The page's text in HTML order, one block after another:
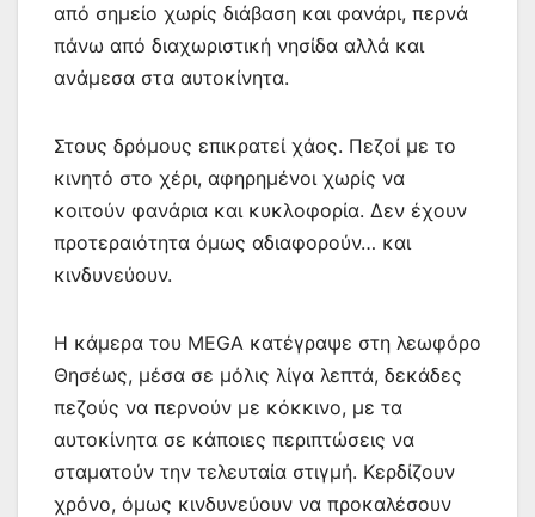
από σημείο χωρίς διάβαση και φανάρι, περνά
πάνω από διαχωριστική νησίδα αλλά και
ανάμεσα στα αυτοκίνητα.
Στους δρόμους επικρατεί χάος. Πεζοί με το
κινητό στο χέρι, αφηρημένοι χωρίς να
κοιτούν φανάρια και κυκλοφορία. Δεν έχουν
προτεραιότητα όμως αδιαφορούν… και
κινδυνεύουν.
Η κάμερα του MEGA κατέγραψε στη λεωφόρο
Θησέως, μέσα σε μόλις λίγα λεπτά, δεκάδες
πεζούς να περνούν με κόκκινο, με τα
αυτοκίνητα σε κάποιες περιπτώσεις να
σταματούν την τελευταία στιγμή. Κερδίζουν
χρόνο, όμως κινδυνεύουν να προκαλέσουν